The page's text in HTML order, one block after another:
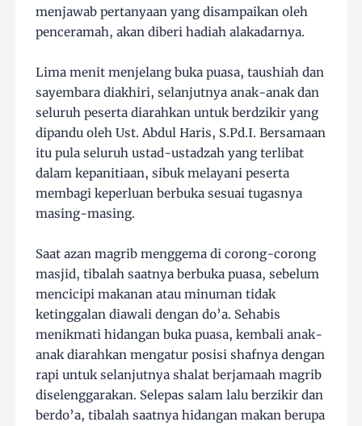
menjawab pertanyaan yang disampaikan oleh
penceramah, akan diberi hadiah alakadarnya.
Lima menit menjelang buka puasa, taushiah dan
sayembara diakhiri, selanjutnya anak-anak dan
seluruh peserta diarahkan untuk berdzikir yang
dipandu oleh Ust. Abdul Haris, S.Pd.I. Bersamaan
itu pula seluruh ustad-ustadzah yang terlibat
dalam kepanitiaan, sibuk melayani peserta
membagi keperluan berbuka sesuai tugasnya
masing-masing.
Saat azan magrib menggema di corong-corong
masjid, tibalah saatnya berbuka puasa, sebelum
mencicipi makanan atau minuman tidak
ketinggalan diawali dengan do’a. Sehabis
menikmati hidangan buka puasa, kembali anak-
anak diarahkan mengatur posisi shafnya dengan
rapi untuk selanjutnya shalat berjamaah magrib
diselenggarakan. Selepas salam lalu berzikir dan
berdo’a, tibalah saatnya hidangan makan berupa